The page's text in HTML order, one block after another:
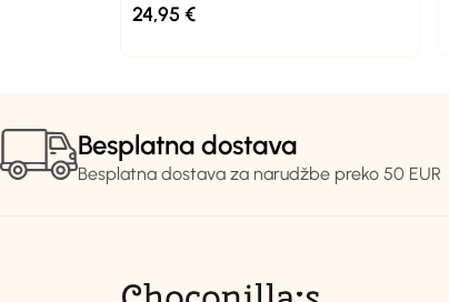
24,95 €
Besplatna dostava
Besplatna dostava za narudžbe preko 50 EUR